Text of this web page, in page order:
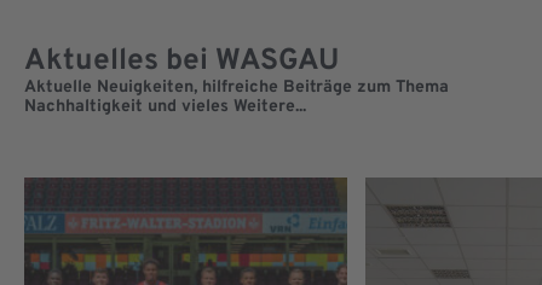
Aktuelles bei WASGAU
Aktuelle Neuigkeiten, hilfreiche Beiträge zum Thema
Nachhaltigkeit und vieles Weitere...